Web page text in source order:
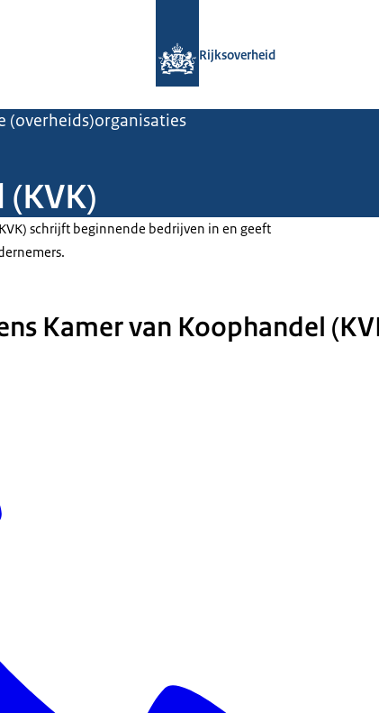
Rijksoverheid
(overheids)organisaties
schrijft beginnende bedrijven in en geeft
Kamer van Koophandel